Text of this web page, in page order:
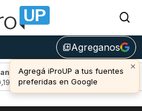
library_addAgreganos
×
Agregá iProUP a tus fuentes
preferidas en Google
(-4,05%)
Avalanche
u$s 6,41